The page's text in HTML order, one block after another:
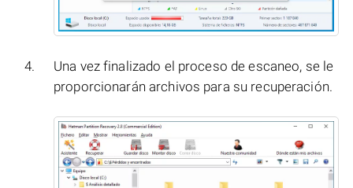
Una vez finalizado el proceso de escaneo, se le
proporcionarán archivos para su recuperación.